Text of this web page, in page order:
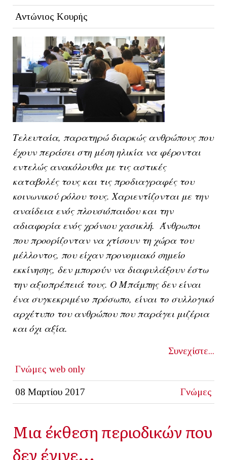
Αντώνιος Κουρής
Τελευταία, παρατηρώ διαρκώς ανθρώπους που
έχουν περάσει στη μέση ηλικία να φέρονται
εντελώς ανακόλουθα με τις αστικές
καταβολές τους και τις προδιαγραφές του
κοινωνικού ρόλου τους. Χαριεντίζονται με την
αναίδεια ενός πλουσιόπαιδου και την
αδιαφορία ενός χρόνιου χασικλή. Άνθρωποι
που προορίζονταν να χτίσουν τη χώρα του
μέλλοντος, που είχαν προνομιακό σημείο
εκκίνησης, δεν μπορούν να διαφυλάξουν έστω
την αξιοπρέπειά τους. Ο Μπάμπης δεν είναι
ένα συγκεκριμένο πρόσωπο, είναι το συλλογικό
αρχέτυπο του ανθρώπου που παράγει μιζέρια
και όχι αξία.
Συνεχίστε...
Γνώμες web only
08 Μαρτίου 2017 Γνώμες
Mια έκθεση περιοδικών που
δεν έγινε...